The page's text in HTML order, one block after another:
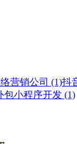
营销公司 (1)抖
包小程序开发 (1)